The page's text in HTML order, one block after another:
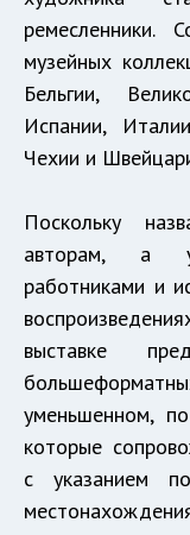
ремесленники.
музейных
Бельгии,
Испании,
Чехии и
Поскольку
авторам, а
работниками и
выставке
уменьшенном,
которые
с указанием